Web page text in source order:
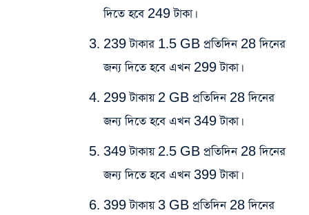
দিতে হবে 249 টাকা।
239 টাকার 1.5 GB প্রতিদিন 28 দিনের
জন্য দিতে হবে এখন 299 টাকা।
299 টাকায় 2 GB প্রতিদিন 28 দিনের
জন্য দিতে হবে এখন 349 টাকা।
349 টাকায় 2.5 GB প্রতিদিন 28 দিনের
জন্য দিতে হবে এখন 399 টাকা।
399 টাকায় 3 GB প্রতিদিন 28 দিনের